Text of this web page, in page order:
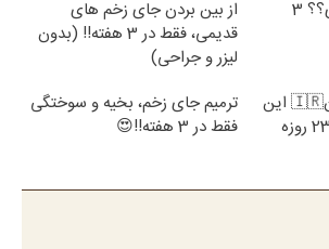
جای زخم و بخیه داری؟؟ 3
از بین بردن جای زخم های
قدیمی، فقط در 3 هفته!! (بدون
لیزر و جراحی)
برای اولین بار در ایران🇮🇷 این
دکتر کرم ترمیم کننده 23 روزه
ترمیم جای زخم، بخیه و سوختگی
فقط در 3 هفته!!😍